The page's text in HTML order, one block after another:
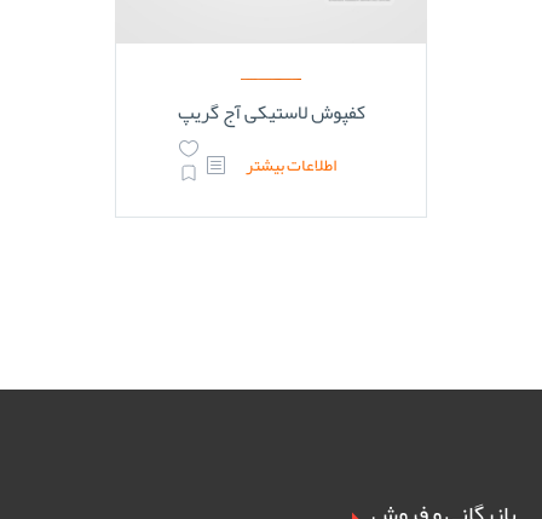
کفپوش لاستیکی آج گریپ
اطلاعات بیشتر